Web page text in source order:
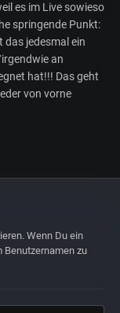
es im Live sowieso
springende Punkt:
das jedesmal ein
an
hat!!! Das geht
von vorne
Wenn Du ein
Benutzernamen zu